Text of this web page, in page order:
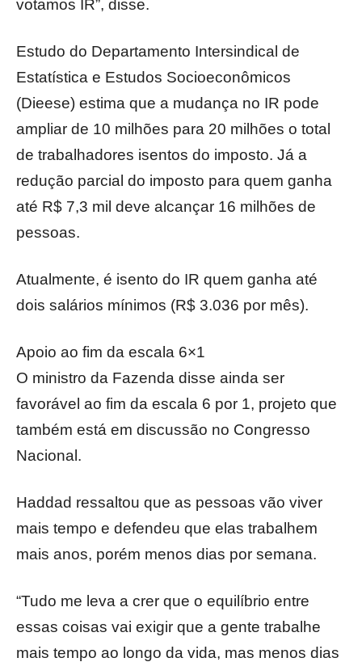
votamos IR”, disse.
Estudo do Departamento Intersindical de
Estatística e Estudos Socioeconômicos
(Dieese) estima que a mudança no IR pode
ampliar de 10 milhões para 20 milhões o total
de trabalhadores isentos do imposto. Já a
redução parcial do imposto para quem ganha
até R$ 7,3 mil deve alcançar 16 milhões de
pessoas.
Atualmente, é isento do IR quem ganha até
dois salários mínimos (R$ 3.036 por mês).
Apoio ao fim da escala 6×1
O ministro da Fazenda disse ainda ser
favorável ao fim da escala 6 por 1, projeto que
também está em discussão no Congresso
Nacional.
Haddad ressaltou que as pessoas vão viver
mais tempo e defendeu que elas trabalhem
mais anos, porém menos dias por semana.
“Tudo me leva a crer que o equilíbrio entre
essas coisas vai exigir que a gente trabalhe
mais tempo ao longo da vida, mas menos dias